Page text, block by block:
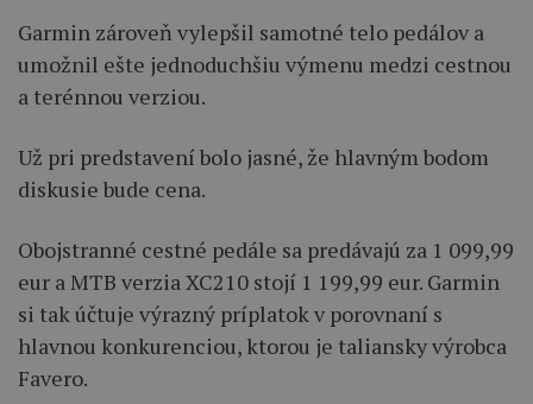
Garmin zároveň vylepšil samotné telo pedálov a
umožnil ešte jednoduchšiu výmenu medzi cestnou
a terénnou verziou.
Už pri predstavení bolo jasné, že hlavným bodom
diskusie bude cena.
Obojstranné cestné pedále sa predávajú za 1 099,99
eur a MTB verzia XC210 stojí 1 199,99 eur. Garmin
si tak účtuje výrazný príplatok v porovnaní s
hlavnou konkurenciou, ktorou je taliansky výrobca
Favero.